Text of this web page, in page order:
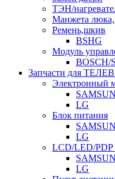
ТЭН/
Манжета люка,
Ремень,шкив
BSHG
Модуль
BOSCH/
Запчасти для
Электронный
LG
Блок питания
LG
LCD/LED/PDP
LG